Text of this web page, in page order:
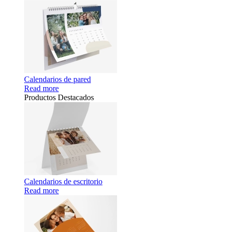
Calendarios de pared
Read more
Productos Destacados
Calendarios de escritorio
Read more